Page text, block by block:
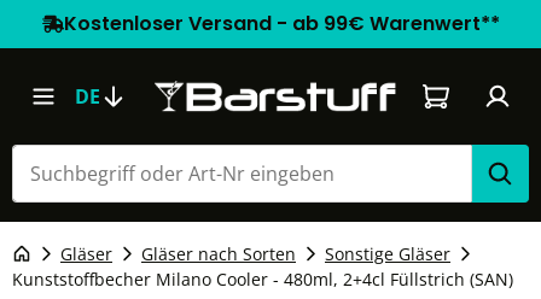
Kostenloser Versand - ab 99€ Warenwert**
DE Warenkorb
Gläser Gläser nach Sorten
Sonstige Gläser
Kunststoffbecher Milano Cooler - 480ml, 2+4cl Füllstrich (SAN)